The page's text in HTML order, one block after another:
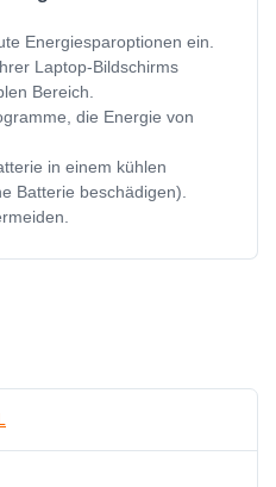
Energiesparoptionen ein.
Laptop-Bildschirms
Bereich.
die Energie von
in einem kühlen
Batterie beschädigen).